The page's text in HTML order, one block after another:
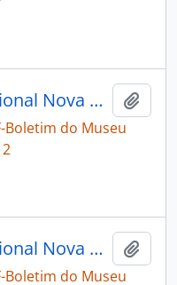
[Boletim do Museu Nacional Nova Série: Geologia]
Boletim do Museu
[Boletim do Museu Nacional Nova Série: Geologia]
Boletim do Museu